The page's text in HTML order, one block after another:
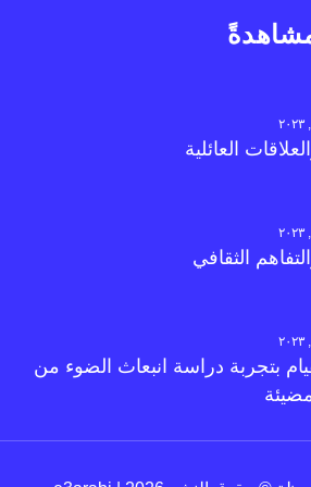
مشاهدةً
العائلية
الثقافي
بتجربة دراسة انبعاث الضوء من